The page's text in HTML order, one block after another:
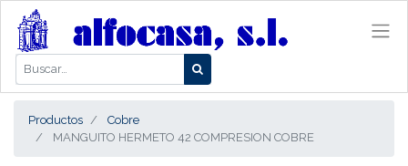
Productos
Cobre
MANGUITO HERMETO 42 COMPRESION COBRE